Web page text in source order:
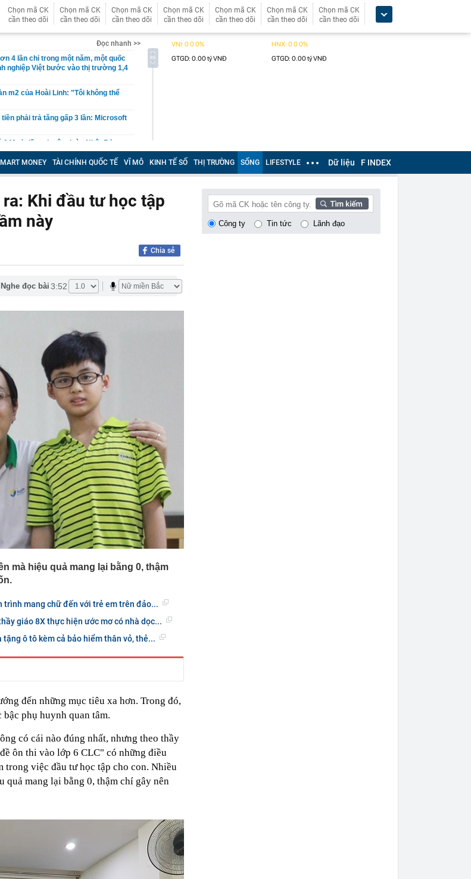
Chọn mã CK
cần theo dõi
Chọn mã CK
cần theo dõi
Chọn mã CK
cần theo dõi
Chọn mã CK
cần theo dõi
Chọn mã CK
cần theo dõi
Chọn mã CK
cần theo dõi
Chọn mã CK
cần theo dõi
Đọc nhanh >>
4 lần chỉ trong một năm, một quốc
nghiệp Việt bước vào thị trường 1,4
m2 của Hoài Linh: "Tôi không thể
phải trả tăng gấp 3 lần: Microsoft
tỷ đồng do tập đoàn Nhật Bản
năm, tạo ra 800 cơ hội việc làm
thi tốt nghiệp THPT năm 2027
một phần toà nhà đổ sập
khi vừa về nước
và lợi nhuận
của bà Trương Mỹ Lan
phải thuê xe máy còn khách Hàn,
thanh khoản vẫn là bài toán
con đến khách sạn gặp Văn Hậu,
như ảnh tự đăng?
lạnh kiếm 330 tỷ đồng mỗi ngày
bố điểm chuẩn 2026, sớm nhất từ
trả cổ tức bằng tiền mặt tỷ lệ 10%
Quốc khánh năm 2026
yếu của Ukraine
khi sinh con thứ hai
MONEY TÀI CHÍNH QUỐC TẾ VĨ MÔ KINH TẾ SỐ THỊ TRƯỜNG SỐNG LIFESTYLE Dữ liệu F INDEX
Khi đầu tư học tập
này
Chia sẻ
Nghe đọc bài 3:52
mà hiệu quả mang lại bằng 0, thậm
trình mang chữ đến với trẻ em trên đảo...
giáo 8X thực hiện ước mơ có nhà dọc...
ô tô kèm cả bảo hiểm thân vỏ, thẻ...
đến những mục tiêu xa hơn. Trong đó,
phụ huynh quan tâm.
có cái nào đúng nhất, nhưng theo thầy
ôn thi vào lớp 6 CLC" có những điều
trong việc đầu tư học tập cho con. Nhiều
quả mang lại bằng 0, thậm chí gây nên
Công ty Tin tức Lãnh đạo